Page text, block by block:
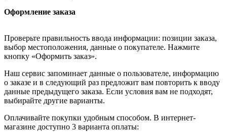
Оформление заказа
Проверьте правильность ввода информации: позиции заказа,
выбор местоположения, данные о покупателе. Нажмите
кнопку «Оформить заказ».
Наш сервис запоминает данные о пользователе, информацию
о заказе и в следующий раз предложит вам повторить к вводу
данные предыдущего заказа. Если условия вам не подходят,
выбирайте другие варианты.
Оплачивайте покупки удобным способом. В интернет-
магазине доступно 3 варианта оплаты: